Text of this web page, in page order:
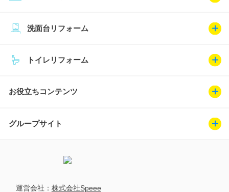
トイレリフォーム
洗面台リフォーム
お役立ちコンテンツ
グループサイト
運営会社： 株式会社Speee